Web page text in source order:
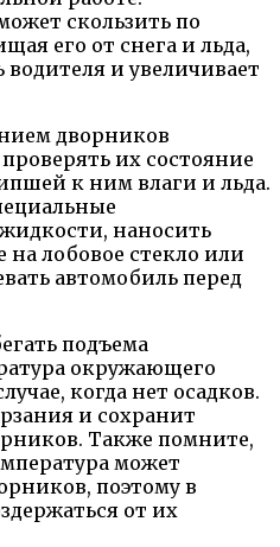
скользить по
его от снега и льда,
и увеличивает
дворников
их состояние
к ним влаги и льда.
наносить
лобовое стекло или
автомобиль перед
подъема
окружающего
когда нет осадков.
и сохранит
Также помните,
может
поэтому в
от их